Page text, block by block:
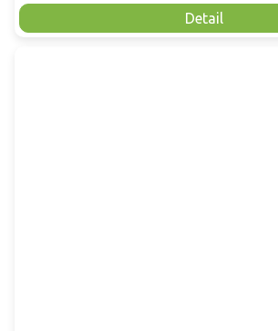
Detail